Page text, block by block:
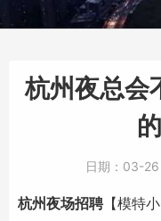
杭州夜总会
日期： 03-26
杭州夜场招聘【模特